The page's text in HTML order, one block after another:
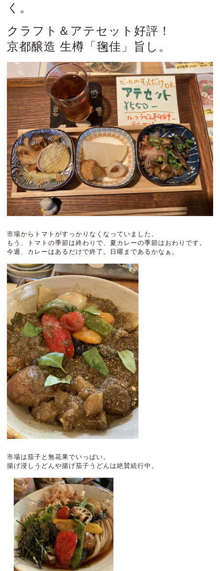
く。
クラフト＆アテセット好評！
京都醸造 生樽「毱佳」旨し。
市場からトマトがすっかりなくなっていました。
もう、トマトの季節は終わりで、夏カレーの季節はおわりです。
今週、カレーはあるだけで終了。日曜まであるかなぁ。
市場は茄子と無花果でいっぱい。
揚げ浸しうどんや揚げ茄子うどんは絶賛続行中。